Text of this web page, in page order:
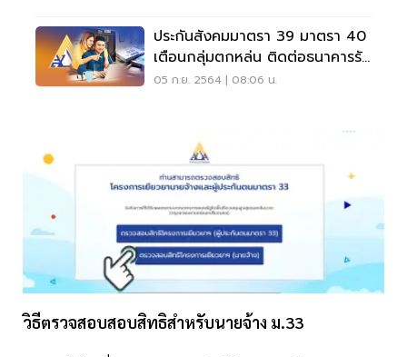
ประกันสังคมมาตรา 39 มาตรา 40
เตือนกลุ่มตกหล่น ติดต่อธนาคารรับ
เงิน 5,000 ด่วน
05 ก.ย. 2564 | 08:06 น.
วิธีตรวจสอบสอบสิทธิสำหรับนายจ้าง ม.33